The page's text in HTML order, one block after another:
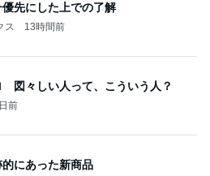
先にした上での了解
ス 13時間前
図々しい人って、こういう人？
前
的にあった新商品